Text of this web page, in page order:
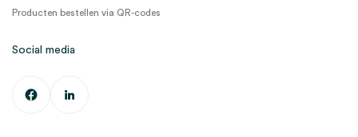
Producten bestellen via QR-codes
Social media